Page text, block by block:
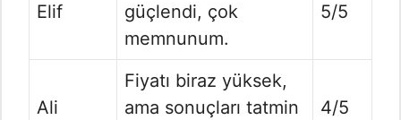
Elif
güçlendi, çok
memnunum.
5/5
Ali
Fiyatı biraz yüksek,
ama sonuçları tatmin
4/5